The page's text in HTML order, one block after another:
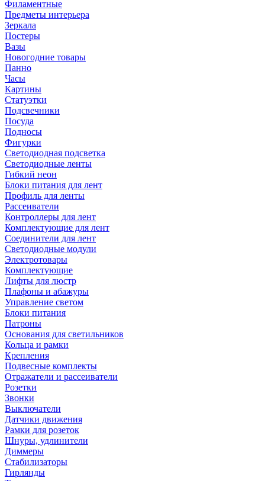
Филаментные
Предметы интерьера
Зеркала
Постеры
Вазы
Новогодние товары
Панно
Часы
Картины
Статуэтки
Подсвечники
Посуда
Подносы
Фигурки
Светодиодная подсветка
Светодиодные ленты
Гибкий неон
Блоки питания для лент
Профиль для ленты
Рассеиватели
Контроллеры для лент
Комплектующие для лент
Соединители для лент
Светодиодные модули
Электротовары
Комплектующие
Лифты для люстр
Плафоны и абажуры
Управление светом
Блоки питания
Патроны
Основания для светильников
Кольца и рамки
Крепления
Подвесные комплекты
Отражатели и рассеиватели
Розетки
Звонки
Выключатели
Датчики движения
Рамки для розеток
Шнуры, удлинители
Диммеры
Стабилизаторы
Гирлянды